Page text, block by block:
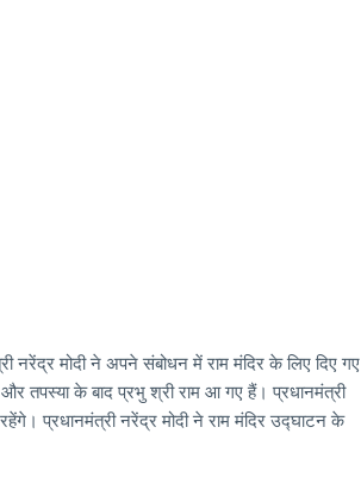
नरेंद्र मोदी ने अपने संबोधन में राम मंदिर के लिए दिए गए
तपस्या के बाद प्रभु श्री राम आ गए हैं। प्रधानमंत्री
प्रधानमंत्री नरेंद्र मोदी ने राम मंदिर उद्घाटन के